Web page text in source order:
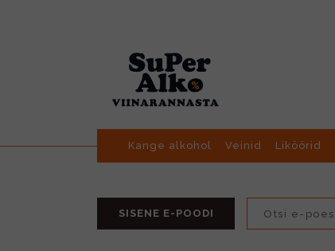
Kange alkohol Veinid Liköörid
SISENE E-POODI